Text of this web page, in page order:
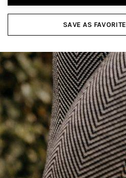
SAVE AS FAVORITE